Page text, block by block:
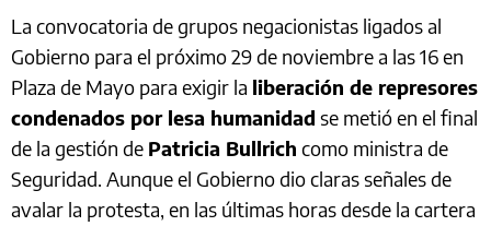
La convocatoria de grupos negacionistas ligados al
Gobierno para el próximo 29 de noviembre a las 16 en
Plaza de Mayo para exigir la liberación de represores
condenados por lesa humanidad se metió en el final
de la gestión de Patricia Bullrich como ministra de
Seguridad. Aunque el Gobierno dio claras señales de
avalar la protesta, en las últimas horas desde la cartera